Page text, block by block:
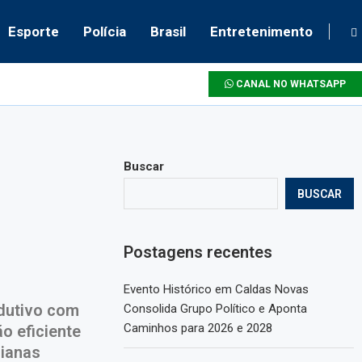
Esporte Polícia Brasil Entretenimento
CANAL NO WHATSAPP
com
eficiente
Buscar
BUSCAR
Postagens recentes
Evento Histórico em Caldas Novas
Consolida Grupo Político e Aponta
Caminhos para 2026 e 2028